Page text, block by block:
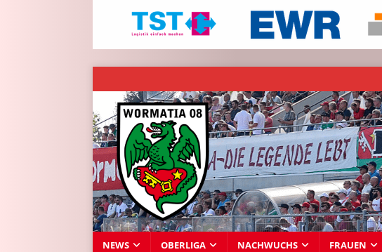
NEWS OBERLIGA NACHWUCHS FRAUEN